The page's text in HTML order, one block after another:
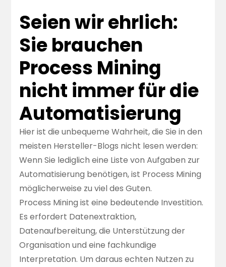
Seien wir ehrlich:
Sie brauchen
Process Mining
nicht immer für die
Automatisierung
Hier ist die unbequeme Wahrheit, die Sie in den
meisten Hersteller-Blogs nicht lesen werden:
Wenn Sie lediglich eine Liste von Aufgaben zur
Automatisierung benötigen, ist Process Mining
möglicherweise zu viel des Guten.
Process Mining ist eine bedeutende Investition.
Es erfordert Datenextraktion,
Datenaufbereitung, die Unterstützung der
Organisation und eine fachkundige
Interpretation. Um daraus echten Nutzen zu